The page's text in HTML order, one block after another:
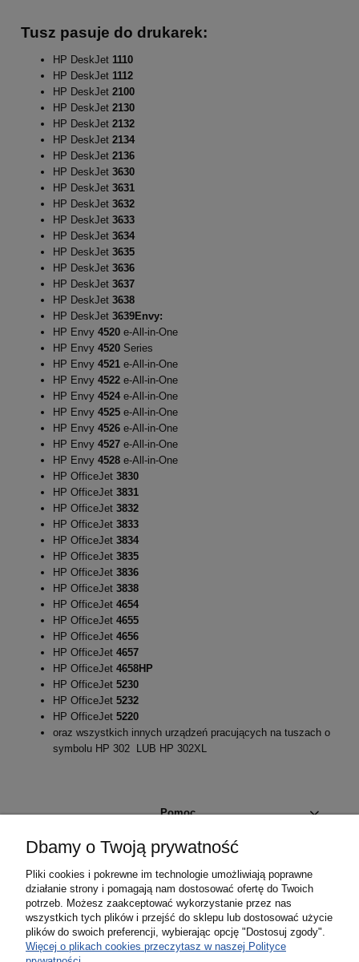
Tusz pasuje do drukarek:
HP DeskJet 1110
HP DeskJet 1112
HP DeskJet 2100
HP DeskJet 2130
HP DeskJet 2132
HP DeskJet 2134
HP DeskJet 2136
HP DeskJet 3630
HP DeskJet 3631
HP DeskJet 3632
HP DeskJet 3633
HP DeskJet 3634
HP DeskJet 3635
HP DeskJet 3636
HP DeskJet 3637
HP DeskJet 3638
HP DeskJet 3639Envy:
HP Envy 4520 e-All-in-One
HP Envy 4520 Series
HP Envy 4521 e-All-in-One
HP Envy 4522 e-All-in-One
HP Envy 4524 e-All-in-One
HP Envy 4525 e-All-in-One
HP Envy 4526 e-All-in-One
HP Envy 4527 e-All-in-One
HP Envy 4528 e-All-in-One
HP OfficeJet 3830
HP OfficeJet 3831
HP OfficeJet 3832
HP OfficeJet 3833
HP OfficeJet 3834
HP OfficeJet 3835
HP OfficeJet 3836
HP OfficeJet 3838
HP OfficeJet 4654
HP OfficeJet 4655
HP OfficeJet 4656
HP OfficeJet 4657
HP OfficeJet 4658HP
HP OfficeJet 5230
HP OfficeJet 5232
HP OfficeJet 5220
oraz wszystkich innych urządzeń pracujących na tuszach o
symbolu HP 302 LUB HP 302XL
Pomoc
Moje konto
Płatności i dostawa
Informacje
Dbamy o Twoją prywatność
Pliki cookies i pokrewne im technologie umożliwiają poprawne
działanie strony i pomagają nam dostosować ofertę do Twoich
potrzeb. Możesz zaakceptować wykorzystanie przez nas
wszystkich tych plików i przejść do sklepu lub dostosować użycie
plików do swoich preferencji, wybierając opcję "Dostosuj zgody".
Więcej o plikach cookies przeczytasz w naszej Polityce